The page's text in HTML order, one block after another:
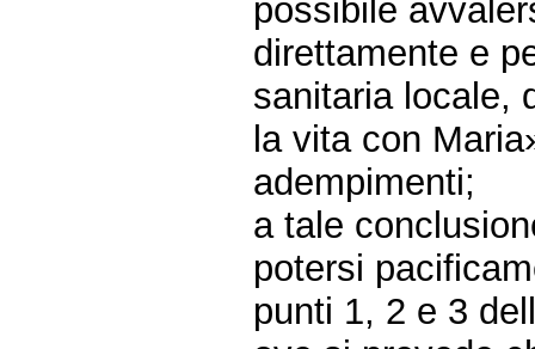
possibile
direttamente e
sanitaria locale,
la vita con
adempimenti;
a tale
potersi
punti 1, 2 e 3